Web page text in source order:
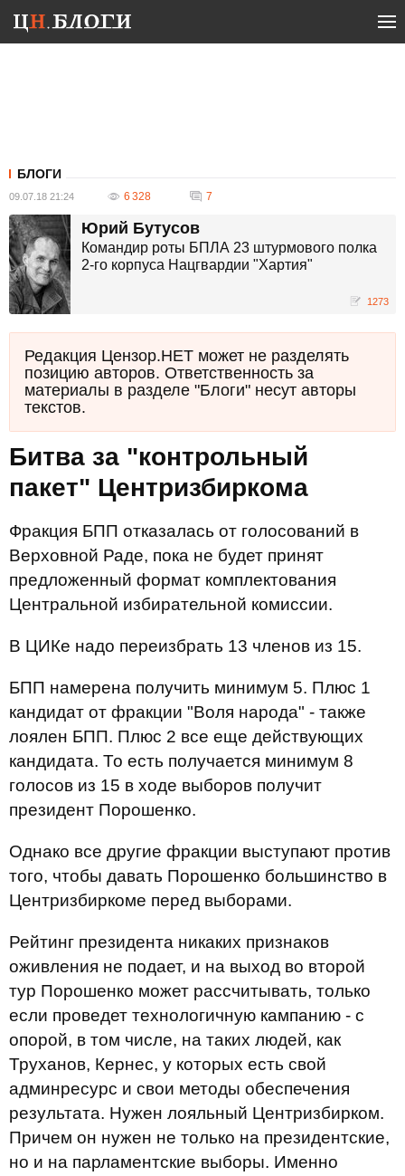
БЛОГИ
09.07.18 21:24 6 328 7
Юрий Бутусов
Командир роты БПЛА 23 штурмового полка
2-го корпуса Нацгвардии "Хартия"
1273
Редакция Цензор.НЕТ может не разделять
позицию авторов. Ответственность за
материалы в разделе "Блоги" несут авторы
текстов.
Битва за "контрольный
пакет" Центризбиркома
Фракция БПП отказалась от голосований в
Верховной Раде, пока не будет принят
предложенный формат комплектования
Центральной избирательной комиссии.
В ЦИКе надо переизбрать 13 членов из 15.
БПП намерена получить минимум 5. Плюс 1
кандидат от фракции "Воля народа" - также
лоялен БПП. Плюс 2 все еще действующих
кандидата. То есть получается минимум 8
голосов из 15 в ходе выборов получит
президент Порошенко.
Однако все другие фракции выступают против
того, чтобы давать Порошенко большинство в
Центризбиркоме перед выборами.
Рейтинг президента никаких признаков
оживления не подает, и на выход во второй
тур Порошенко может рассчитывать, только
если проведет технологичную кампанию - с
опорой, в том числе, на таких людей, как
Труханов, Кернес, у которых есть свой
админресурс и свои методы обеспечения
результата. Нужен лояльный Центризбирком.
Причем он нужен не только на президентские,
но и на парламентские выборы. Именно